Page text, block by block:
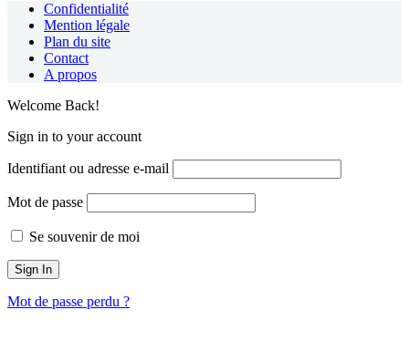
Confidentialité
Mention légale
Plan du site
Contact
A propos
Welcome Back!
Sign in to your account
Identifiant ou adresse e-mail
Mot de passe
Se souvenir de moi
Mot de passe perdu ?